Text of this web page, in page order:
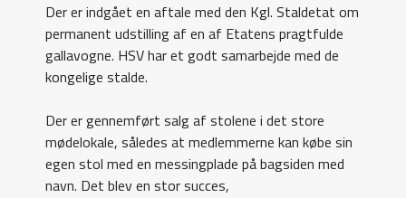
Der er indgået en aftale med den Kgl. Staldetat om
permanent udstilling af en af Etatens pragtfulde
gallavogne. HSV har et godt samarbejde med de
kongelige stalde.
Der er gennemført salg af stolene i det store
mødelokale, således at medlemmerne kan købe sin
egen stol med en messingplade på bagsiden med
navn. Det blev en stor succes,